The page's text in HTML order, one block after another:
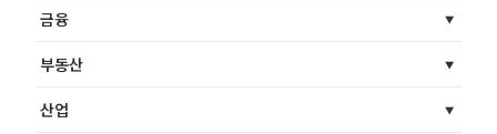
금융
부동산
산업